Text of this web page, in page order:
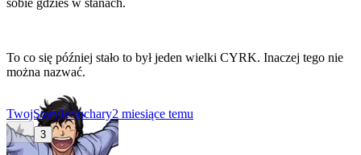
sobie gdzieś w stanach.
To co się później stało to był jeden wielki CYRK. Inaczej tego nie
można nazwać.
TwojStaryJeSuchary2 miesiące temu
3